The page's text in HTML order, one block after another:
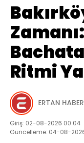
Ritmi
ERTAN HABER
Giriş: 02-08-2026 00:04
Güncelleme: 04-08-2026